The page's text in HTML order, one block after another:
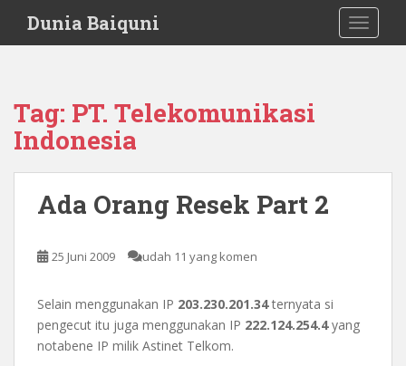
i
Dunia Baiquni
Tag: PT. Telekomunikasi
Indonesia
Ada Orang Resek Part 2
25 Juni 2009 udah 11 yang komen
Selain menggunakan IP 203.230.201.34ternyata si
pengecut itu juga menggunakan IP 222.124.254.4yang
notabene IP milik Astinet Telkom.